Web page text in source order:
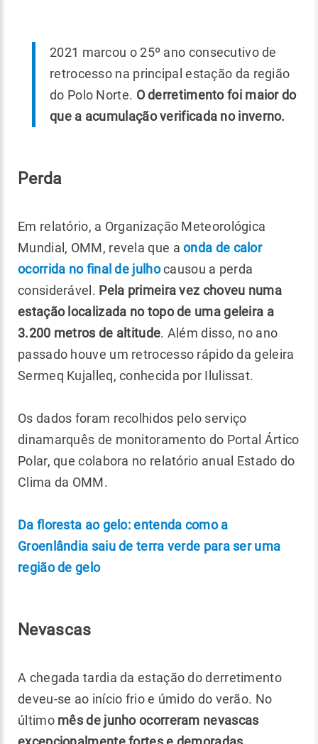
2021 marcou o 25º ano consecutivo de
retrocesso na principal estação da região
do Polo Norte. O derretimento foi maior do
que a acumulação verificada no inverno.
Perda
Em relatório, a Organização Meteorológica
Mundial, OMM, revela que aonda de calor
ocorrida no final de julhocausou a perda
considerável. Pela primeira vez choveu numa
estação localizada no topo de uma geleira a
3.200 metros de altitude. Além disso, no ano
passado houve um retrocesso rápido da geleira
Sermeq Kujalleq, conhecida por Ilulissat.
Os dados foram recolhidos pelo serviço
dinamarquês de monitoramento do Portal Ártico
Polar, que colabora no relatório anual Estado do
Clima da OMM.
Da floresta ao gelo: entenda como a
Groenlândia saiu de terra verde para ser uma
região de gelo
Nevascas
A chegada tardia da estação do derretimento
deveu-se ao início frio e úmido do verão. No
último mês de junho ocorreram nevascas